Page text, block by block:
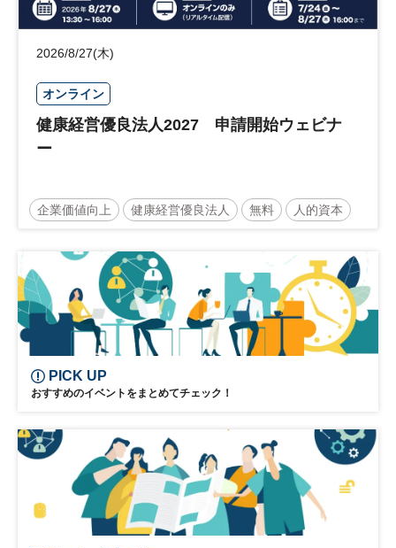
2026/8/27(木)
オンライン
健康経営優良法人2027 申請開始ウェビナ
ー
企業価値向上 健康経営優良法人 無料 人的資本
PICK UP
おすすめのイベントをまとめてチェック！